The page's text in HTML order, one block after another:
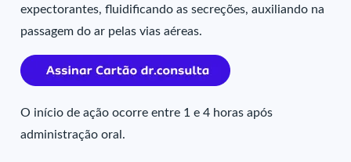
expectorantes, fluidificando as secreções, auxiliando na
passagem do ar pelas vias aéreas.
O início de ação ocorre entre 1 e 4 horas após
administração oral.